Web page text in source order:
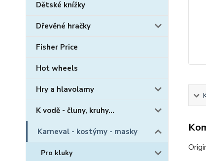
Dětské knížky
Dřevěné hračky
Fisher Price
Hot wheels
Hry a hlavolamy
K vodě - čluny, kruhy...
Karneval - kostýmy - masky
Pro kluky